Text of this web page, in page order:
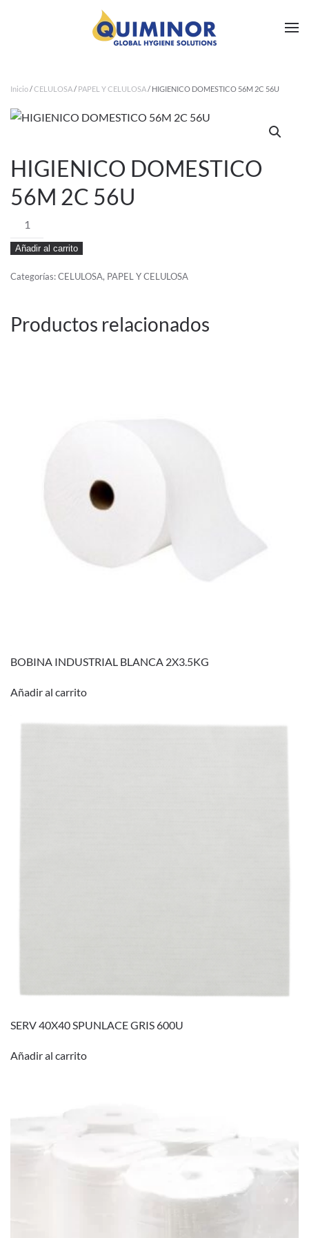
Ir al contenido principal
Inicio/CELULOSA/ PAPEL Y CELULOSA/ HIGIENICO DOMESTICO 56M 2C 56U
HIGIENICO DOMESTICO
56M 2C 56U
HIGIENICO
DOMESTICO
56M
2C
Añadir al carrito
Categorías:CELULOSA, PAPEL Y CELULOSA
Productos relacionados
BOBINA INDUSTRIAL BLANCA 2X3.5KG
Añadir al carrito
SERV 40X40 SPUNLACE GRIS 600U
Añadir al carrito